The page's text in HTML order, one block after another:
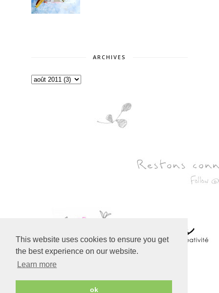
This website uses cookies to ensure you get
the best experience on our website.
Learn more
ok
ARCHIVES
Created with
Copyright © 2010-2024 Bohème